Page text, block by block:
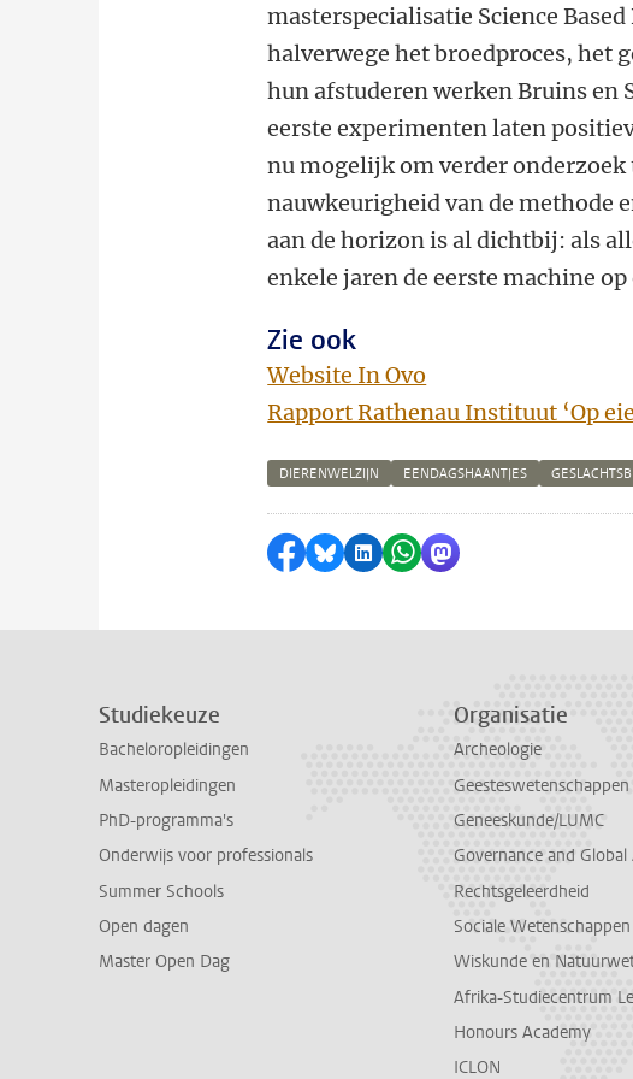
masterspecialisatie Science
halverwege het broedproces, het
hun afstuderen werken Bruins
eerste experimenten laten
nu mogelijk om verder onderzoek
nauwkeurigheid van de methode
aan de horizon is al dichtbij: als
enkele jaren de eerste machine
Zie ook
Website In Ovo
Rapport Rathenau Instituut ‘Op
DIERENWELZIJN EENDAGSHAANTJES
Delen op Facebook
Delen via Bluesky
Delen op LinkedIn
Delen via WhatsApp
Delen via Mastodon
Studiekeuze
Bacheloropleidingen
Masteropleidingen
PhD-programma's
Onderwijs voor professionals
Summer Schools
Open dagen
Master Open Dag
Organisatie
Archeologie
Geesteswetenschappen
Geneeskunde/LUMC
Governance and Global
Rechtsgeleerdheid
Sociale Wetenschappen
Wiskunde en
Afrika-Studiecentrum
Honours Academy
ICLON